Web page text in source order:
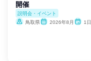
開催
説明会・イベント
鳥取県
2026年8月 1日